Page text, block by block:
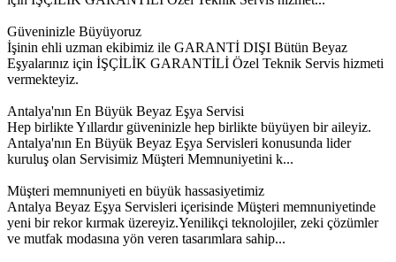
Güveninizle Büyüyoruz
İşinin ehli uzman ekibimiz ile GARANTİ DIŞI Bütün Beyaz
Eşyalarınız için İŞÇİLİK GARANTİLİ Özel Teknik Servis hizmeti
vermekteyiz.
Antalya'nın En Büyük Beyaz Eşya Servisi
Hep birlikte Yıllardır güveninizle hep birlikte büyüyen bir aileyiz.
Antalya'nın En Büyük Beyaz Eşya Servisleri konusunda lider
kuruluş olan Servisimiz Müşteri Memnuniyetini k...
Müşteri memnuniyeti en büyük hassasiyetimiz
Antalya Beyaz Eşya Servisleri içerisinde Müşteri memnuniyetinde
yeni bir rekor kırmak üzereyiz.Yenilikçi teknolojiler, zeki çözümler
ve mutfak modasına yön veren tasarımlara sahip...